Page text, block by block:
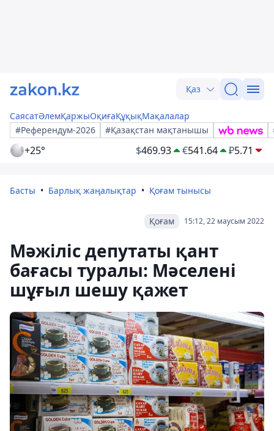
Қаз
СаясатӘлемҚаржыОқиғаҚұқықМақалалар
#Референдум-2026
#Қазақстан мақтанышы
+25° $469.93 €541.64 ₽5.71
Басты Барлық жаңалықтар Қоғам тынысы
15:12, 22 маусым 2022
Қоғам
Мәжіліс депутаты қант
бағасы туралы: Мәселені
шұғыл шешу қажет